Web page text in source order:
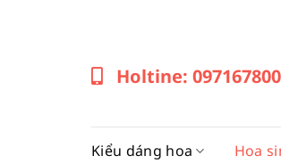
Holtine:
Kiểu dáng hoa Hoa